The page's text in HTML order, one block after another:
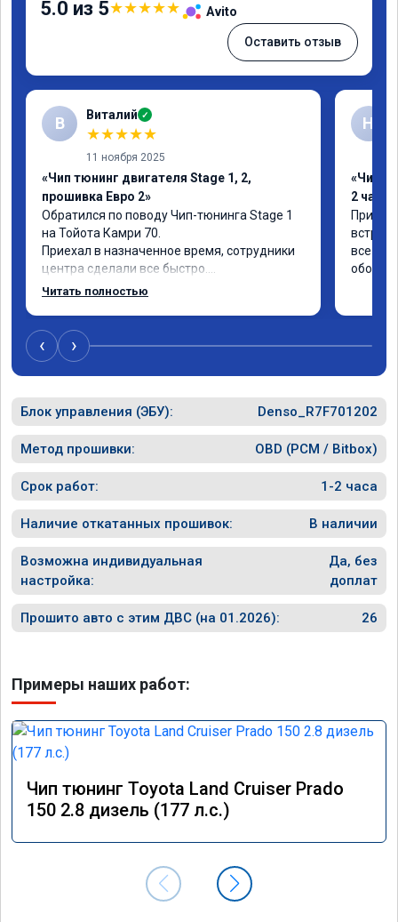
5.0 из 5★★★★★ Avito
Оставить отзыв
В Виталий ✓
★★★★★
11 ноября 2025
«Чип тюнинг двигателя Stage 1, 2,
прошивка Евро 2»
Обратился по поводу Чип-тюнинга Stage 1
на Тойота Камри 70.
Приехал в назначенное время, сотрудники
центра сделали все быстро.
Авто тестирую, пока всë устраивает.
Читать полностью
Н
«Чип
2 часа»
все
‹ ›
Блок управления (ЭБУ): Denso_R7F701202
Метод прошивки: OBD (PCM / Bitbox)
Срок работ: 1-2 часа
Наличие откатанных прошивок: В наличии
Возможна индивидуальная
настройка:
Да, без
доплат
Прошито авто с этим ДВС (на 01.2026): 26
Примеры наших работ:
Чип тюнинг Toyota Land Cruiser Prado
150 2.8 дизель (177 л.с.)